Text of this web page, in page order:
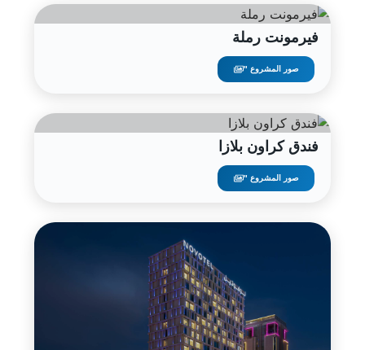
فيرمونت رملة
صور المشروع "
فندق كراون بلازا
صور المشروع "